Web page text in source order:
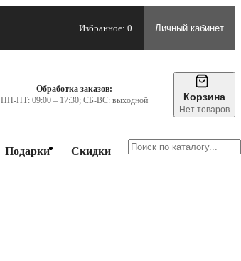
Избранное: 0 Личный кабинет
Обработка заказов:
ПН-ПТ: 09:00 – 17:30; СБ-ВС: выходной
Корзина
Нет товаров
Подарки Скидки